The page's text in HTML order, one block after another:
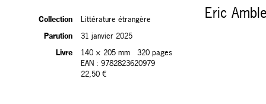
Collection
Littérature étrangère
Parution
31 janvier 2025
Livre
140 × 205 mm
320 pages
EAN : 9782823620979
22,50 €
Eric